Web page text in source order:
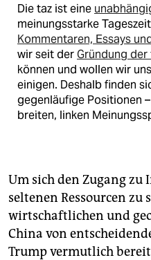
Die taz ist eine
meinungsstarke
Kommentaren, Essays
wir seit derGründung der
können und wollen wir
einigen. Deshalb finden
gegenläufige Positionen
breiten, linken
Um sich den Zugang
seltenen Ressourcen zu
wirtschaft­lichen und
China von
Trump vermutlich